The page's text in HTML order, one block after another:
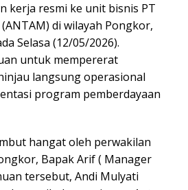
kerja resmi ke unit bisnis PT
di wilayah Pongkor,
Selasa (12/05/2026).
untuk mempererat
langsung operasional
program pemberdayaan
hangat oleh perwakilan
Bapak Arif ( Manager
tersebut, Andi Mulyati